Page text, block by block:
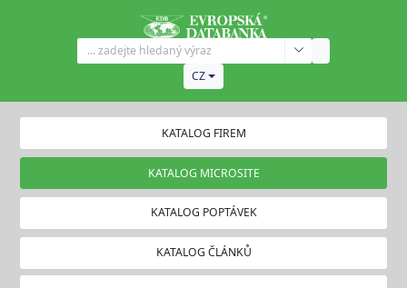
CZ
KATALOG FIREM
KATALOG MICROSITE
KATALOG POPTÁVEK
KATALOG ČLÁNKŮ